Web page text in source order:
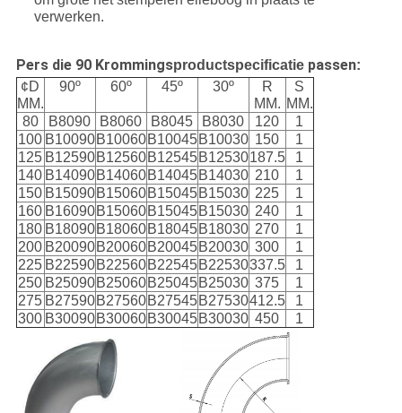
verwerken.
Pers die 90 Krommingsproductspecificatie passen:
¢D
MM.
90º 60º 45º 30º
R
MM.
S
MM.
80
B8090 B8060 B8045 B8030 120
1
100 B10090B10060B10045B10030 150
1
125 B12590B12560B12545B12530187.5
1
140 B14090B14060B14045B14030 210
1
150 B15090B15060B15045B15030 225
1
160 B16090B15060B15045B15030 240
1
180 B18090B18060B18045B18030 270
1
200 B20090B20060B20045B20030 300
1
225 B22590B22560B22545B22530337.5
1
250 B25090B25060B25045B25030 375
1
275 B27590B27560B27545B27530412.5
1
300 B30090B30060B30045B30030 450 1